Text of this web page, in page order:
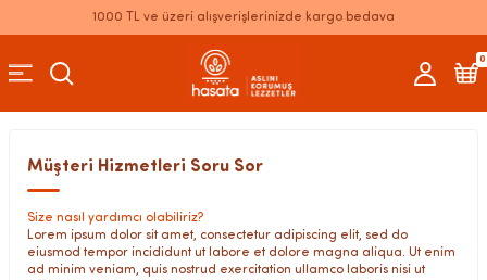
1000 TL ve üzeri alışverişlerinizde kargo bedava
0
Müşteri Hizmetleri Soru Sor
Size nasıl yardımcı olabiliriz?
Lorem ipsum dolor sit amet, consectetur adipiscing elit, sed do
eiusmod tempor incididunt ut labore et dolore magna aliqua. Ut enim
ad minim veniam, quis nostrud exercitation ullamco laboris nisi ut